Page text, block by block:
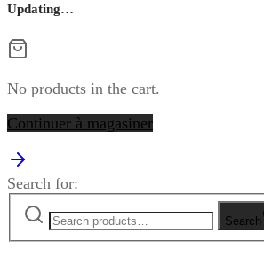
Updating…
No products in the cart.
Continuer à magasiner
Search for:
Search